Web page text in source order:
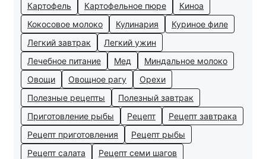
Картофель
Картофельное пюре
Киноа
Кокосовое молоко
Кулинария
Куриное филе
Легкий завтрак
Легкий ужин
Лечебное питание
Мед
Миндальное молоко
Овощи
Овощное рагу
Орехи
Полезные рецепты
Полезный завтрак
Приготовление рыбы
Рецепт
Рецепт завтрака
Рецепт приготовления
Рецепт рыбы
Рецепт салата
Рецепт семи шагов